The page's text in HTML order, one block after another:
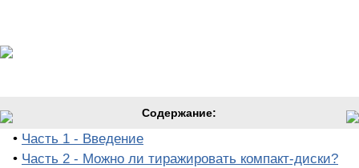
Содержание:
• Часть 1 - Введение
• Часть 2 - Можно ли тиражировать компакт-диски?